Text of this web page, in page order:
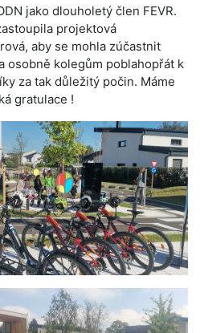
jako dlouholetý člen FEVR.
projektová
aby se mohla zúčastnit
osobně kolegům poblahopřát k
za tak důležitý počin. Máme
gratulace !